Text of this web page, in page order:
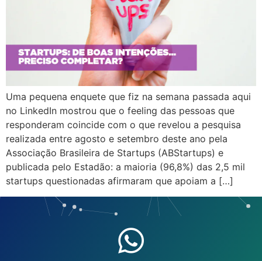
Uma pequena enquete que fiz na semana passada aqui
no LinkedIn mostrou que o feeling das pessoas que
responderam coincide com o que revelou a pesquisa
realizada entre agosto e setembro deste ano pela
Associação Brasileira de Startups (ABStartups) e
publicada pelo Estadão: a maioria (96,8%) das 2,5 mil
startups questionadas afirmaram que apoiam a […]